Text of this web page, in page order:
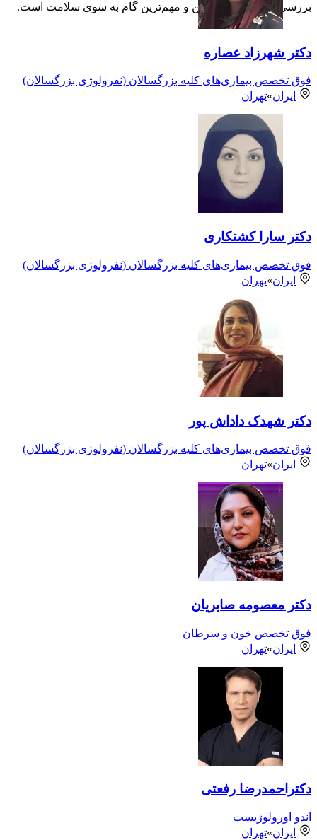
بررسی‌های دقیق، نخستین و مهم‌ترین گام به سوی سلامت است.
دکتر شهرزاد عصاره
فوق تخصص بیماری‌های کلیه بزرگسالان (نفرولوژی بزرگسالان)
ایران»تهران
دکتر سارا کشتکاری
فوق تخصص بیماری‌های کلیه بزرگسالان (نفرولوژی بزرگسالان)
ایران»تهران
دکتر شهدک داداش پور
فوق تخصص بیماری‌های کلیه بزرگسالان (نفرولوژی بزرگسالان)
ایران»تهران
دکتر معصومه صابریان
فوق تخصص خون و سرطان
ایران»تهران
دکتراحمدرضا رفعتی
اندو اورولوژیست
ایران»تهران